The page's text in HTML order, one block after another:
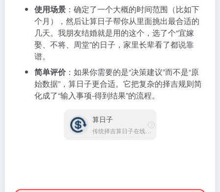
使用场景 ：确定了一个大概的时间范围（比如下
个月），然后让算日子帮你从里面挑出最合适的
几天。我朋友结婚就是用的这个，选了个“宜嫁
娶、不将、周堂”的日子，家里长辈看了都说靠
谱。
简单评价：如果你需要的是“决策建议”而不是“原
始数据”，算日子更合适。它把复杂的择吉规则简
化成了“输入事项-得到结果”的流程。
算日子
传统择吉算日子在线服务平台